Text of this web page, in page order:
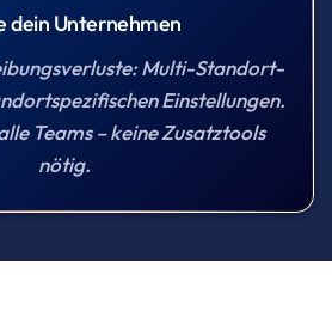
dein Unternehmen
Multi-Standort-
Einstellungen.
Teams – keine Zusatztools
nötig.